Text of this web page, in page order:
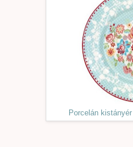
Porcelán